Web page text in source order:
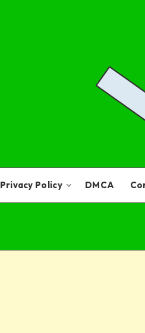
Privacy Policy DMCA